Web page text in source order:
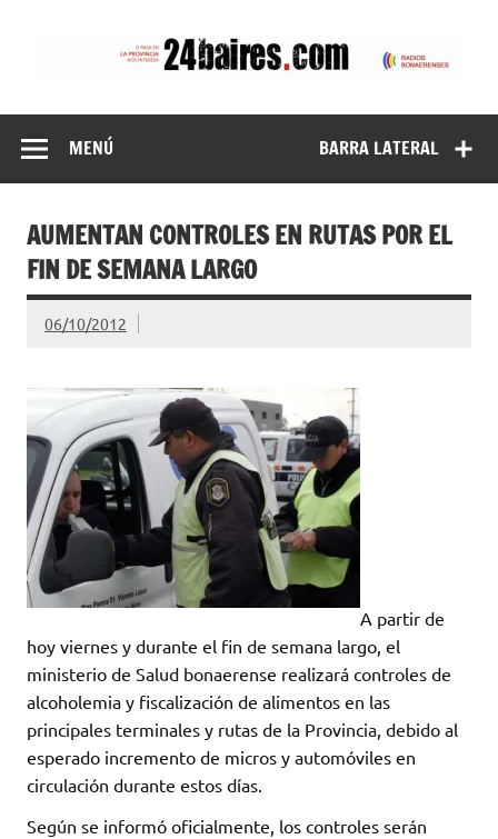
BARRA LATERAL
MENÚ
AUMENTAN CONTROLES EN RUTAS POR EL
FIN DE SEMANA LARGO
06/10/2012
A partir de
hoy viernes y durante el fin de semana largo, el
ministerio de Salud bonaerense realizará controles de
alcoholemia y fiscalización de alimentos en las
principales terminales y rutas de la Provincia, debido al
esperado incremento de micros y automóviles en
circulación durante estos días.
Según se informó oficialmente, los controles serán